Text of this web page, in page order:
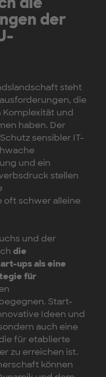
der
steht
die
Komplexität und
haben. Der
sensibler IT-
und ein
stellen
oft schwer alleine
und der
die
ups als eine
für
Start-
Ideen und
auch eine
für etablierte
zu erreichen ist.
können